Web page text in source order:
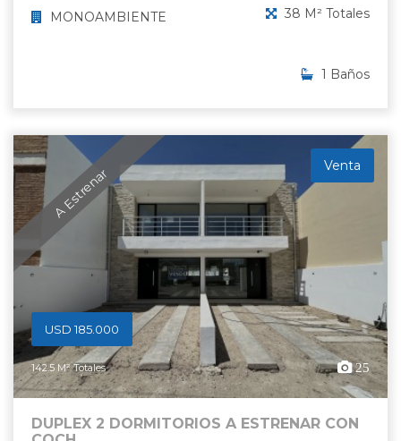
MONOAMBIENTE 38 M² Totales
1 Baños
A Estrenar Venta
USD 185.000
142.5 M² Totales 25
DUPLEX 2 DORMITORIOS A ESTRENAR CON